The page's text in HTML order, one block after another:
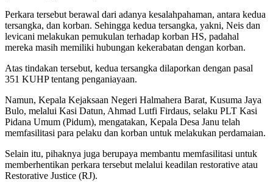
Perkara tersebut berawal dari adanya kesalahpahaman, antara kedua
tersangka, dan korban. Sehingga kedua tersangka, yakni, Neis dan
levicani melakukan pemukulan terhadap korban HS, padahal
mereka masih memiliki hubungan kekerabatan dengan korban.
Atas tindakan tersebut, kedua tersangka dilaporkan dengan pasal
351 KUHP tentang penganiayaan.
Namun, Kepala Kejaksaan Negeri Halmahera Barat, Kusuma Jaya
Bulo, melalui Kasi Datun, Ahmad Lutfi Firdaus, selaku PLT Kasi
Pidana Umum (Pidum), mengatakan, Kepala Desa Janu telah
memfasilitasi para pelaku dan korban untuk melakukan perdamaian.
Selain itu, pihaknya juga berupaya membantu memfasilitasi untuk
memberhentikan perkara tersebut melalui keadilan restorative atau
Restorative Justice (RJ).